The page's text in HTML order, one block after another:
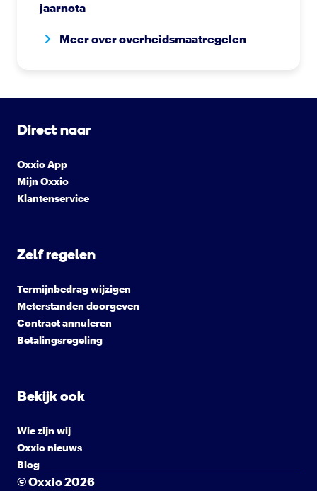
jaarnota
Meer over overheidsmaatregelen
Direct naar
Oxxio App
Mijn Oxxio
Klantenservice
Zelf regelen
Termijnbedrag wijzigen
Meterstanden doorgeven
Contract annuleren
Betalingsregeling
Bekijk ook
Wie zijn wij
Oxxio nieuws
Blog
© Oxxio 2026